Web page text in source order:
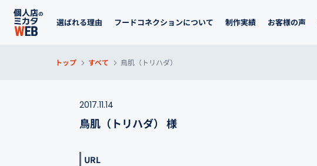
選ばれる理由 フードコネクションについて 制作実績 お客様の声
トップ すべて 鳥肌（トリハダ）
2017.11.14
鳥肌（トリハダ） 様
URL